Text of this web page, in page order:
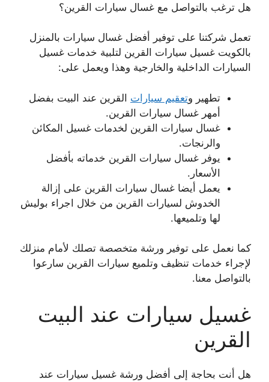
هل ترغب بالتواصل مع غسال سيارات القرين؟
تعمل شركتنا على توفير أفضل غسال سيارات بالمنزل
بالكويت غسيل سيارات القرين لتلبية خدمات غسيل
السيارات الداخلية والخارجية وهذا ويعمل على:
تطهير وتعقيم سيارات القرين عند البيت بفضل
أمهر غسال سيارات القرين.
غسال سيارات القرين لخدمات غسيل المكائن
والرنجات.
يوفر غسال سيارات القرين خدماته بأفضل
الأسعار.
يعمل أيضا غسال سيارات القرين على إزالة
الخدوش لسيارات القرين من خلال اجراء بوليش
لها وتلميعها.
كما نعمل على توفير ورشة متخصصة تصلك لأمام منزلك
لإجراء خدمات تنظيف وتلميع سيارات القرين سارعوا
بالتواصل معنا.
غسيل سيارات عند البيت
القرين
هل أنت بحاجة إلى أفضل ورشة غسيل سيارات عند